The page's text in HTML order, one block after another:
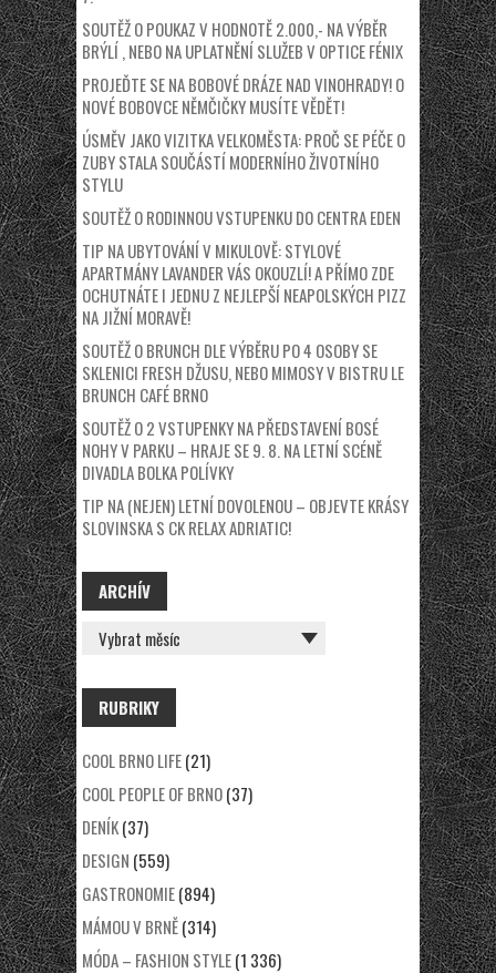
SOUTĚŽ O POUKAZ V HODNOTĚ 2.000,- NA VÝBĚR
BRÝLÍ , NEBO NA UPLATNĚNÍ SLUŽEB V OPTICE FÉNIX
PROJEĎTE SE NA BOBOVÉ DRÁZE NAD VINOHRADY! O
NOVÉ BOBOVCE NĚMČIČKY MUSÍTE VĚDĚT!
ÚSMĚV JAKO VIZITKA VELKOMĚSTA: PROČ SE PÉČE O
ZUBY STALA SOUČÁSTÍ MODERNÍHO ŽIVOTNÍHO
STYLU
SOUTĚŽ O RODINNOU VSTUPENKU DO CENTRA EDEN
TIP NA UBYTOVÁNÍ V MIKULOVĚ: STYLOVÉ
APARTMÁNY LAVANDER VÁS OKOUZLÍ! A PŘÍMO ZDE
OCHUTNÁTE I JEDNU Z NEJLEPŠÍ NEAPOLSKÝCH PIZZ
NA JIŽNÍ MORAVĚ!
SOUTĚŽ O BRUNCH DLE VÝBĚRU PO 4 OSOBY SE
SKLENICI FRESH DŽUSU, NEBO MIMOSY V BISTRU LE
BRUNCH CAFÉ BRNO
SOUTĚŽ O 2 VSTUPENKY NA PŘEDSTAVENÍ BOSÉ
NOHY V PARKU – HRAJE SE 9. 8. NA LETNÍ SCÉNĚ
DIVADLA BOLKA POLÍVKY
TIP NA (NEJEN) LETNÍ DOVOLENOU – OBJEVTE KRÁSY
SLOVINSKA S CK RELAX ADRIATIC!
ARCHÍV
ARCHÍV
RUBRIKY
COOL BRNO LIFE(21)
COOL PEOPLE OF BRNO(37)
DENÍK(37)
DESIGN (559)
GASTRONOMIE(894)
MÁMOU V BRNĚ(314)
MÓDA – FASHION STYLE(1 336)